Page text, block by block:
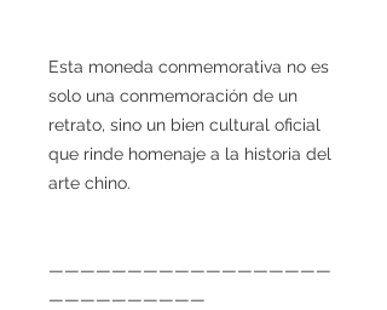
Esta moneda conmemorativa no es
solo una conmemoración de un
retrato, sino un bien cultural oficial
que rinde homenaje a la historia del
arte chino.
——————————————————
——————————